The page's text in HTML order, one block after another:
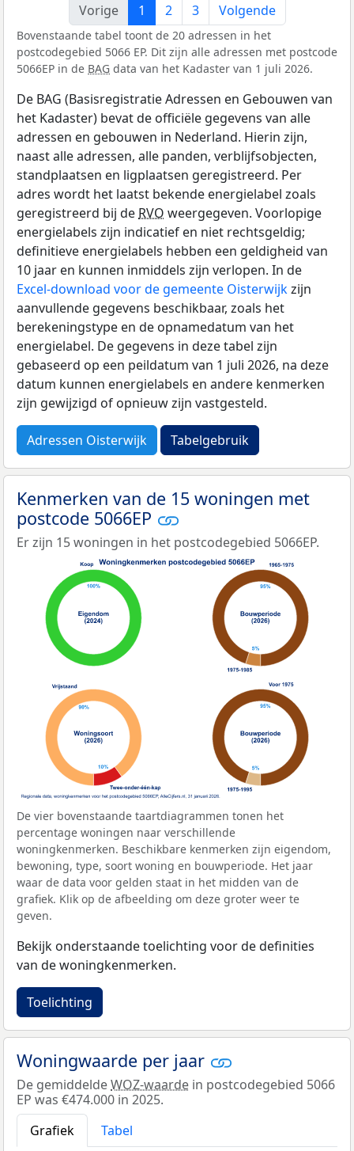
Vorige
1 2 3 Volgende
Bovenstaande tabel toont de 20 adressen in het
postcodegebied 5066 EP. Dit zijn alle adressen met postcode
5066EP in de BAG data van het Kadaster van 1 juli 2026.
De BAG (Basisregistratie Adressen en Gebouwen van
het Kadaster) bevat de officiële gegevens van alle
adressen en gebouwen in Nederland. Hierin zijn,
naast alle adressen, alle panden, verblijfsobjecten,
standplaatsen en ligplaatsen geregistreerd. Per
adres wordt het laatst bekende energielabel zoals
geregistreerd bij de RVO weergegeven. Voorlopige
energielabels zijn indicatief en niet rechtsgeldig;
definitieve energielabels hebben een geldigheid van
10 jaar en kunnen inmiddels zijn verlopen. In de
Excel-download voor de gemeente Oisterwijkzijn
aanvullende gegevens beschikbaar, zoals het
berekeningstype en de opnamedatum van het
energielabel. De gegevens in deze tabel zijn
gebaseerd op een peildatum van 1 juli 2026, na deze
datum kunnen energielabels en andere kenmerken
zijn gewijzigd of opnieuw zijn vastgesteld.
Adressen Oisterwijk Tabelgebruik
Kenmerken van de 15 woningen met
postcode 5066EP
Er zijn 15 woningen in het postcodegebied 5066EP.
De vier bovenstaande taartdiagrammen tonen het
percentage woningen naar verschillende
woningkenmerken. Beschikbare kenmerken zijn eigendom,
bewoning, type, soort woning en bouwperiode. Het jaar
waar de data voor gelden staat in het midden van de
grafiek. Klik op de afbeelding om deze groter weer te
geven.
Bekijk onderstaande toelichting voor de definities
van de woningkenmerken.
Toelichting
Woningwaarde per jaar
De gemiddeldeWOZ-waarde in postcodegebied 5066
EP was €474.000 in 2025.
Grafiek
Tabel